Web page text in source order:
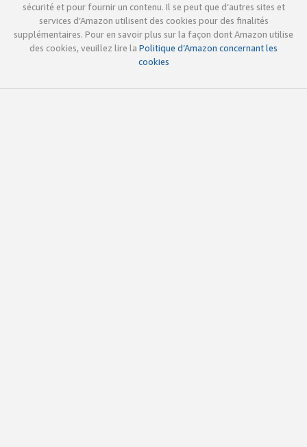
sécurité et pour fournir un contenu. Il se peut que d’autres sites et
services d’Amazon utilisent des cookies pour des finalités
supplémentaires. Pour en savoir plus sur la façon dont Amazon utilise
des cookies, veuillez lire la Politique d’Amazon concernant les
cookies